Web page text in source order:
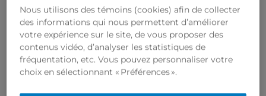
Nous utilisons des témoins (cookies) afin de collecter
des informations qui nous permettent d’améliorer
votre expérience sur le site, de vous proposer des
contenus vidéo, d’analyser les statistiques de
fréquentation, etc. Vous pouvez personnaliser votre
choix en sélectionnant « Préférences ».